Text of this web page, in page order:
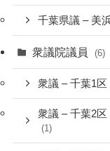
千葉県議 – 美
衆議院議員 (6)
衆議 – 千葉1
衆議 – 千葉2区
(1)